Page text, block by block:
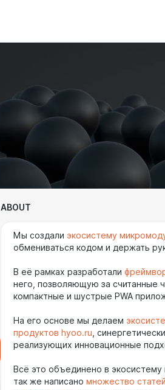
ABOUT
Мы создали экосистему
обмениваться кодом и держать
В её рамках разработали
него, позволяющую за считанные
компактные и шустрые PWA
На его основе мы делаем
продуктов hyoo.ru ,
реализующих инновационные
Всё это объединено в
так же написано множество статей